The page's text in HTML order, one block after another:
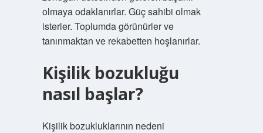
olmaya odaklanırlar. Güç sahibi olmak
isterler. Toplumda görünürler ve
tanınmaktan ve rekabetten hoşlanırlar.
Kişilik bozukluğu
nasıl başlar?
Kişilik bozukluklarının nedeni